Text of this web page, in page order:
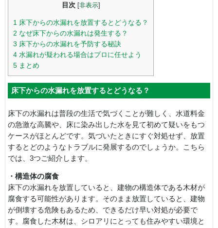
目次 [非表示]
1 床下からの水漏れを放置するとどうなる？
2 なぜ床下からの水漏れは発生する？
3 床下からの水漏れを予防する秘訣
4 水漏れが疑われる場合はプロに任せよう
5 まとめ
床下からの水漏れを放置するとどうなる？
床下の水漏れは普段の生活で気づくことが難しく、水道料金
の急激な高騰や、床に染み出した水を見て初めて疑いをもつ
ケースがほとんどです。気づいたときにすぐ対処せず、放置
するとどのようなトラブルに発展するのでしょうか。こちら
では、3つご紹介します。
・構造体の腐食
床下の水漏れを放置していると、建物の構造体である木材が
腐食する可能性があります。そのまま放置していると、建物
が倒壊する危険もあるため、できるだけ早い対処が必要で
す。腐食した木材は、シロアリにとっても住みやすい環境と